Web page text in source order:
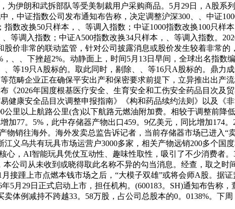
为伊朗和武拆部队等受美制裁用户采购商品。5月29日，A股系
，中证指数公司发布通知布告称，决定调整沪深300、、中证
数改换50只样本，、等调入指数；中证1000指数改换100只样
等调入指数；中证A500指数改换34只样本，、等调入指数。
股价非常的联动监管，针对公司披露消息或股价发生较着非常
、、下挫超2%。动静面上，时间5月13日早间，全球出名指数
等19只A股标的。取此同时，剔除、、等16只A股标的。鼎力
范畴企业正在确保平安出产和保密要求前提下，立异推出出产
2026年国度根基医疗安全、生育安全和工伤安全药品目次及
健康安全品目次调整申报指南》《构和药品续约法则》以及《
里以上航路公里(含)以下航路元燃油附加费。相较于调整前降
加77。5%，此中存储器产物出口459。9亿美元，同比增加174
物销往海外。海外发卖总监告诉记者，当前存储器市场已进入“
义乌共有玩具市场运营户3000多家，相关产物远销200多个国
心，AI智能玩具凭仗互动性、趣味性取性，吸引了不少消费者
公司从未收到或晓得取此名称不异的勾当消息。经查，取之时
接踵上市点燃本钱市场之后，“大模子双雄”或将会师A股。据证
5月29日正式启动上市，担任机构。(600183。SH)通知布告称
体例减持不跨越33。58万股，占公司总股本的0。0138%。下